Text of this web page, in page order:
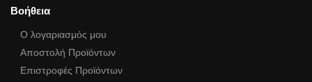
Βοήθεια
Ο λογαριασμός μου
Αποστολή Προϊόντων
Επιστροφές Προϊόντων